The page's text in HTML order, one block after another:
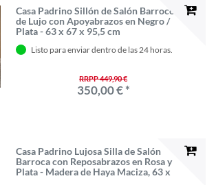
Casa Padrino Sillón de Salón Barroco
de Lujo con Apoyabrazos en Negro /
Plata - 63 x 67 x 95,5 cm
Listo para enviar dentro de las 24 horas.
RRPP 449,90 €
350,00 € *
Casa Padrino Lujosa Silla de Salón
Barroca con Reposabrazos en Rosa y
Plata - Madera de Haya Maciza, 63 x